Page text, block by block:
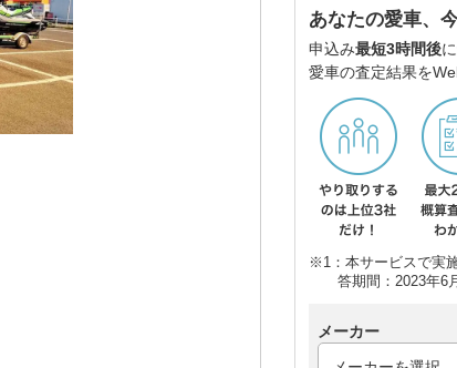
あなたの愛車、
申込み最短3時間後に
愛車の査定結果を
※1：本サービスで実
答期間：2023年6
メーカー